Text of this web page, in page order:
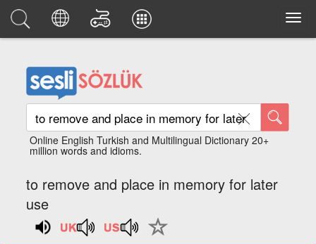
Online English Turkish and Multilingual Dictionary 20+
million words and idioms.
to remove and place in memory for later
use